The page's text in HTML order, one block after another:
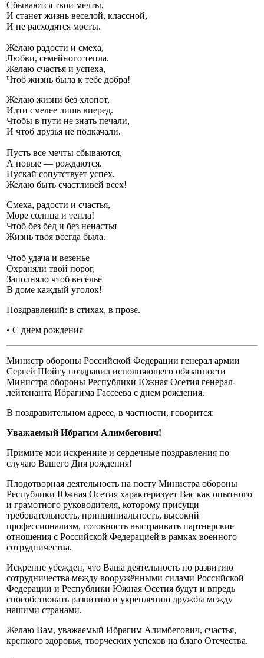
Сбываются твои мечты,
И станет жизнь веселой, классной,
И не расходятся мосты.
Желаю радости и смеха,
Любви, семейного тепла.
Желаю счастья и успеха,
Чтоб жизнь была к тебе добра!
Желаю жизни без хлопот,
Идти смелее лишь вперед.
Чтобы в пути не знать печали,
И чтоб друзья не подкачали.
Пусть все мечты сбываются,
А новые — рождаются.
Пускай сопутствует успех.
Желаю быть счастливей всех!
Смеха, радости и счастья,
Море солнца и тепла!
Чтоб без бед и без ненастья
Жизнь твоя всегда была.
Чтоб удача и везенье
Охраняли твой порог,
Заполняло чтоб веселье
В доме каждый уголок!
Поздравлений: в стихах, в прозе.
• С днем рождения
Министр обороны Российской Федерации генерал армии
Сергей Шойгу поздравил исполняющего обязанности
Министра обороны Республики Южная Осетия генерал-
лейтенанта Ибрагима Гассеева с днем рождения.
В поздравительном адресе, в частности, говорится:
Уважаемый Ибрагим Алимбегович!
Примите мои искренние и сердечные поздравления по
случаю Вашего Дня рождения!
Плодотворная деятельность на посту Министра обороны
Республики Южная Осетия характеризует Вас как опытного
и грамотного руководителя, которому присущи
требовательность, принципиальность, высокий
профессионализм, готовность выстраивать партнерские
отношения с Российской Федерацией в рамках военного
сотрудничества.
Искренне убежден, что Ваша деятельность по развитию
сотрудничества между вооружёнными силами Российской
Федерации и Республики Южная Осетия будут и впредь
способствовать развитию и укреплению дружбы между
нашими странами.
Желаю Вам, уважаемый Ибрагим Алимбегович, счастья,
крепкого здоровья, творческих успехов на благо Отечества.